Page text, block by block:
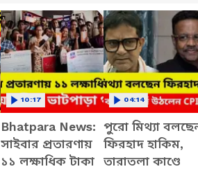
Bhatpara News:
সাইবার প্রতারণায়
১১ লক্ষাধিক টাকা
10:17
পুরো মিথ্যা
ফিরহাদ হাকিম,
তারাতলা কাণ্ডে
04:14